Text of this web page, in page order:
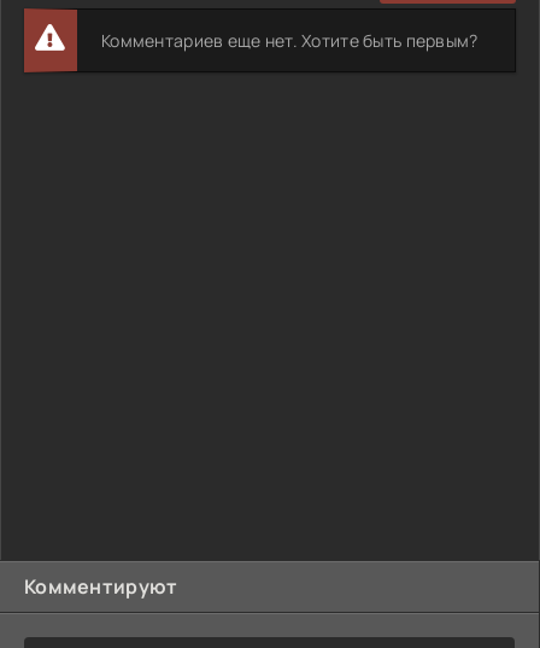
Комментируют
Комментариев еще нет. Хотите быть первым?